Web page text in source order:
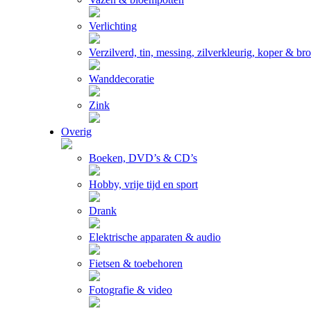
Verlichting
Verzilverd, tin, messing, zilverkleurig, koper &
Wanddecoratie
Zink
Overig
Boeken, DVD’s & CD’s
Hobby, vrije tijd en sport
Drank
Elektrische apparaten & audio
Fietsen & toebehoren
Fotografie & video